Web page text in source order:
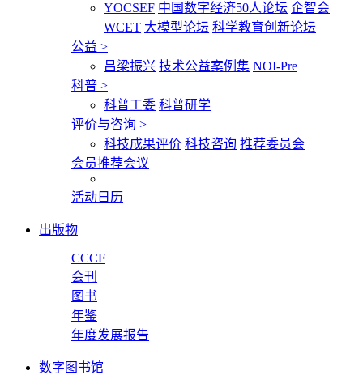
YOCSEF 中国数字经济50人论坛 企智会
WCET 大模型论坛 科学教育创新论坛
公益 >
吕梁振兴 技术公益案例集 NOI-Pre
科普 >
科普工委 科普研学
评价与咨询 >
科技成果评价 科技咨询 推荐委员会
会员推荐会议
活动日历
出版物
CCCF
会刊
图书
年鉴
年度发展报告
数字图书馆